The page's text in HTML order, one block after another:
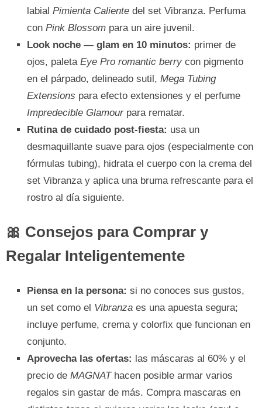
labial Pimienta Caliente del set Vibranza. Perfuma
con Pink Blossom para un aire juvenil.
Look noche — glam en 10 minutos: primer de
ojos, paleta Eye Pro romantic berry con pigmento
en el párpado, delineado sutil, Mega Tubing
Extensions para efecto extensiones y el perfume
Impredecible Glamour para rematar.
Rutina de cuidado post-fiesta: usa un
desmaquillante suave para ojos (especialmente con
fórmulas tubing), hidrata el cuerpo con la crema del
set Vibranza y aplica una bruma refrescante para el
rostro al día siguiente.
🎀 Consejos para Comprar y
Regalar Inteligentemente
Piensa en la persona: si no conoces sus gustos,
un set como el Vibranza es una apuesta segura;
incluye perfume, crema y colorfix que funcionan en
conjunto.
Aprovecha las ofertas: las máscaras al 60% y el
precio de MAGNAThacen posible armar varios
regalos sin gastar de más. Compra mascaras en